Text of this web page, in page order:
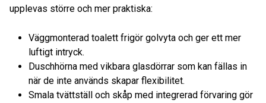
upplevas större och mer praktiska:
Väggmonterad toalett frigör golvyta och ger ett mer
luftigt intryck.
Duschhörna med vikbara glasdörrar som kan fällas in
när de inte används skapar flexibilitet.
Smala tvättställ och skåp med integrerad förvaring gör